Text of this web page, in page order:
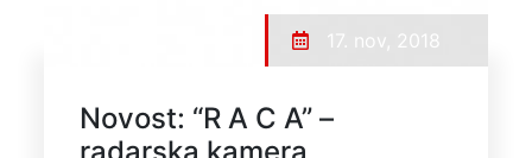
17. nov, 2018
Novost: “R A C A” –